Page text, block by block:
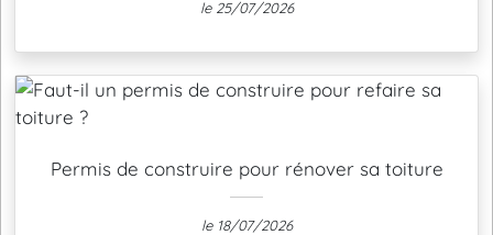
le 25/07/2026
Permis de construire pour rénover sa toiture
le 18/07/2026